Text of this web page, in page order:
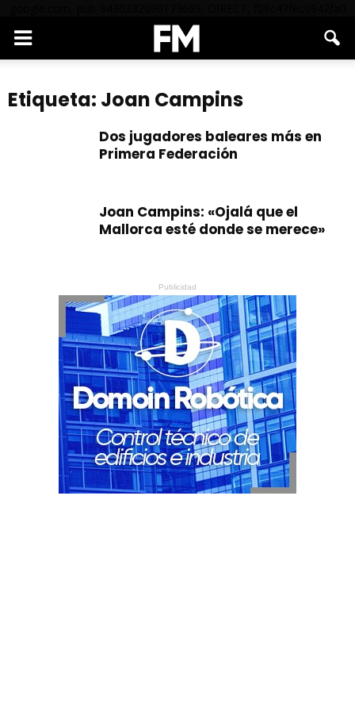
Etiqueta: Joan Campins
Dos jugadores baleares más en
Primera Federación
Joan Campins: «Ojalá que el
Mallorca esté donde se merece»
Publicidad